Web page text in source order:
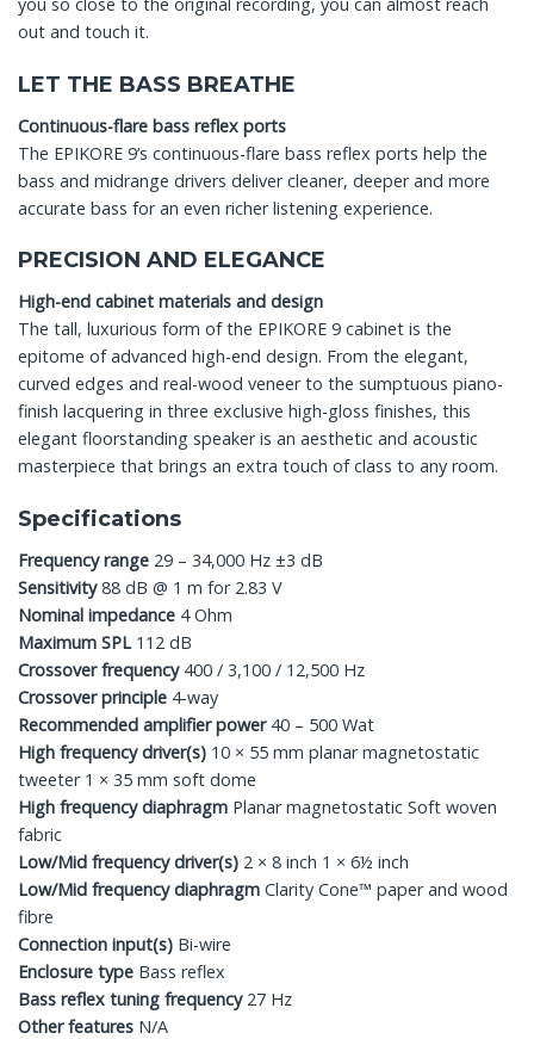
out and touch it.
LET THE BASS BREATHE
Continuous-flare bass reflex ports
The EPIKORE 9’s continuous-flare bass reflex ports help the
bass and midrange drivers deliver cleaner, deeper and more
accurate bass for an even richer listening experience.
PRECISION AND ELEGANCE
High-end cabinet materials and design
The tall, luxurious form of the EPIKORE 9 cabinet is the
epitome of advanced high-end design. From the elegant,
curved edges and real-wood veneer to the sumptuous piano-
finish lacquering in three exclusive high-gloss finishes, this
elegant floorstanding speaker is an aesthetic and acoustic
masterpiece that brings an extra touch of class to any room.
Specifications
Frequency range 29 – 34,000 Hz ±3 dB
Sensitivity88 dB @ 1 m for 2.83 V
Nominal impedance 4 Ohm
Maximum SPL112 dB
Crossover frequency400 / 3,100 / 12,500 Hz
Crossover principle 4-way
Recommended amplifier power40 – 500 Wat
High frequency driver(s) 10 × 55 mm planar magnetostatic
tweeter 1 × 35 mm soft dome
High frequency diaphragm Planar magnetostatic Soft woven
fabric
Low/Mid frequency driver(s) 2 × 8 inch 1 × 6½ inch
Low/Mid frequency diaphragm Clarity Cone™ paper and wood
fibre
Connection input(s) Bi-wire
Enclosure type Bass reflex
Bass reflex tuning frequency27 Hz
Other features N/A